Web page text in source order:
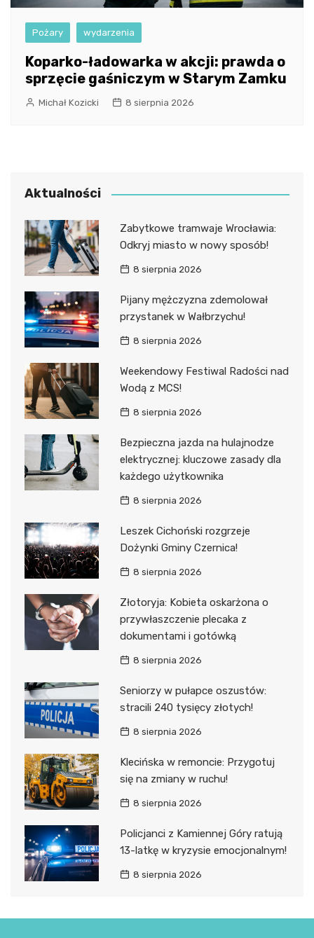
Pożary wydarzenia
Koparko-ładowarka w akcji: prawda o
sprzęcie gaśniczym w Starym Zamku
Michał Kozicki 8 sierpnia 2026
Aktualności
Zabytkowe tramwaje Wrocławia:
Odkryj miasto w nowy sposób!
8 sierpnia 2026
Pijany mężczyzna zdemolował
przystanek w Wałbrzychu!
8 sierpnia 2026
Weekendowy Festiwal Radości nad
Wodą z MCS!
8 sierpnia 2026
Bezpieczna jazda na hulajnodze
elektrycznej: kluczowe zasady dla
każdego użytkownika
8 sierpnia 2026
Leszek Cichoński rozgrzeje
Dożynki Gminy Czernica!
8 sierpnia 2026
Złotoryja: Kobieta oskarżona o
przywłaszczenie plecaka z
dokumentami i gotówką
8 sierpnia 2026
Seniorzy w pułapce oszustów:
stracili 240 tysięcy złotych!
8 sierpnia 2026
Klecińska w remoncie: Przygotuj
się na zmiany w ruchu!
8 sierpnia 2026
Policjanci z Kamiennej Góry ratują
13-latkę w kryzysie emocjonalnym!
8 sierpnia 2026